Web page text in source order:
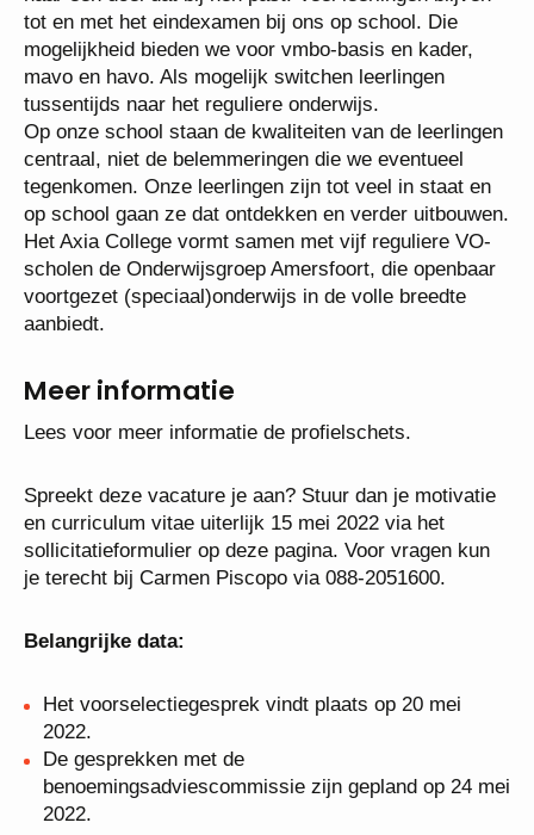
Het Axia College is een school met drie locaties
voor voortgezet speciaal onderwijs voor vmbo b/k,
mavo, havo en vwo. Op onze school werken
leerlingen toe naar een doel dat bij hen past. Veel
leerlingen blijven tot en met het eindexamen bij ons
op school. Die mogelijkheid bieden we voor vmbo-
basis en kader, mavo en havo. Als mogelijk
switchen leerlingen tussentijds naar het reguliere
onderwijs.
Op onze school staan de kwaliteiten van de
leerlingen centraal, niet de belemmeringen die we
eventueel tegenkomen. Onze leerlingen zijn tot veel
verder uitbouwen.
Het Axia College vormt samen met vijf reguliere VO-
scholen de Onderwijsgroep Amersfoort, die
breedte aanbiedt.
Meer informatie
Lees voor meer informatie de profielschets.
Spreekt deze vacature je aan? Stuur dan je
via het sollicitatieformulier op deze pagina. Voor
vragen kun je terecht bij Carmen Piscopo via 088-
2051600.